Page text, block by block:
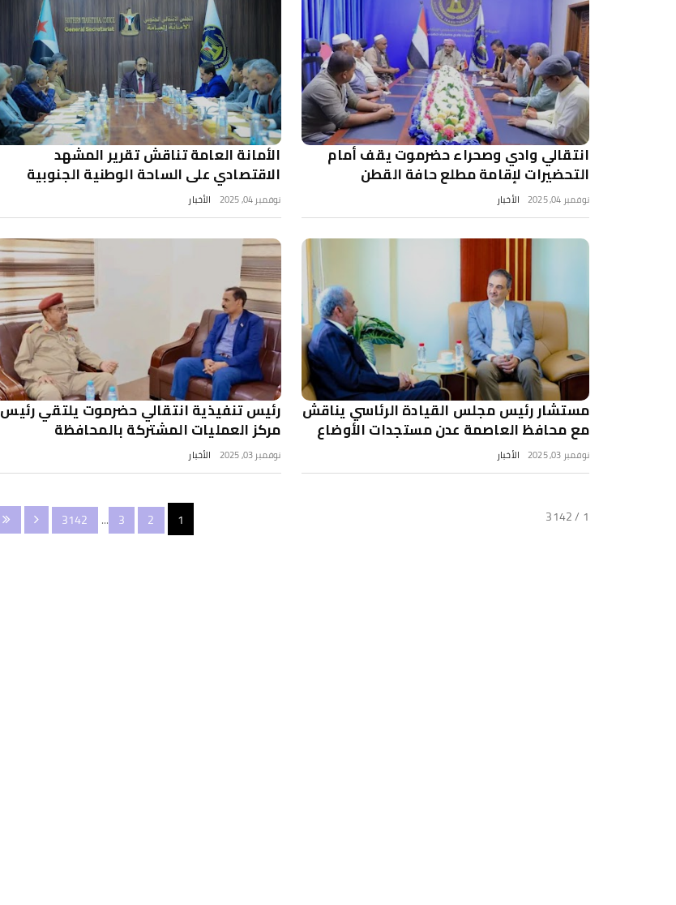
انتقالي وادي وصحراء حضرموت يقف أمام
التحضيرات لإقامة مطلع حافة القطن
نوفمبر 04, 2025 الأخبار
الأمانة العامة تناقش تقرير المشهد
الاقتصادي على الساحة الوطنية الجنوبية
نوفمبر 04, 2025 الأخبار
مستشار رئيس مجلس القيادة الرئاسي يناقش
مع محافظ العاصمة عدن مستجدات الأوضاع
نوفمبر 03, 2025 الأخبار
رئيس تنفيذية انتقالي حضرموت يلتقي رئيس
مركز العمليات المشتركة بالمحافظة
نوفمبر 03, 2025 الأخبار
1 / 3142
1
2
3
...
3142